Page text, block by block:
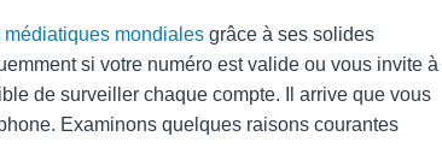
mondiales grâce à ses solides
si votre numéro est valide ou vous invite à
de surveiller chaque compte. Il arrive que vous
Examinons quelques raisons courantes